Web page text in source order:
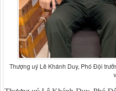
Thượng uý Lê Khánh Duy, Phó Đội